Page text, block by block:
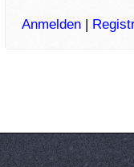
Anmelden |